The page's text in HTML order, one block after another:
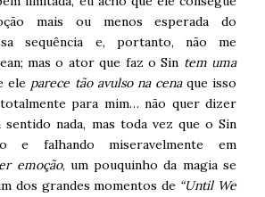
mais ou menos esperada do
sequência e, portanto, não me
mas o ator que faz o Sin tem uma
ele parece tão avulso na cenaque isso
para mim… não quer dizer
sentido nada, mas toda vez que o Sin
e falhando miseravelmente em
emoção, um pouquinho da magia se
dos grandes momentos de “Until We